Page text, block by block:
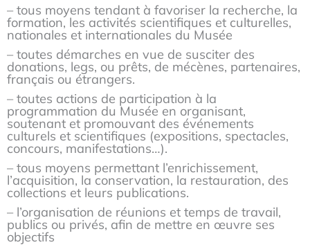
– tous moyens tendant à favoriser la recherche, la
formation, les activités scientifiques et culturelles,
nationales et internationales du Musée
– toutes démarches en vue de susciter des
donations, legs, ou prêts, de mécènes, partenaires,
français ou étrangers.
– toutes actions de participation à la
programmation du Musée en organisant,
soutenant et promouvant des événements
culturels et scientifiques (expositions, spectacles,
concours, manifestations…).
– tous moyens permettant l’enrichissement,
l’acquisition, la conservation, la restauration, des
collections et leurs publications.
– l’organisation de réunions et temps de travail,
publics ou privés, afin de mettre en œuvre ses
objectifs